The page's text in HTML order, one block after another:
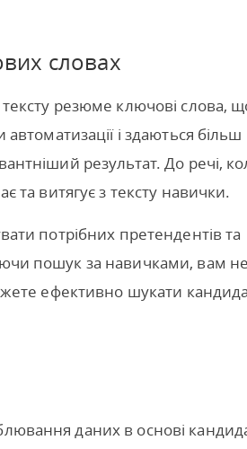
словах
резюме ключові слова,
і здаються більш
результат. До речі,
та витягує з тексту навички.
потрібних претендентів та
пошук за навичками, вам
ефективно шукати
даних в основі